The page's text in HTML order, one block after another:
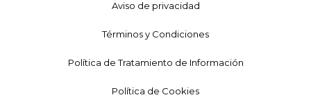
Aviso de privacidad
Términos y Condiciones
Política de Tratamiento de Información
Política de Cookies